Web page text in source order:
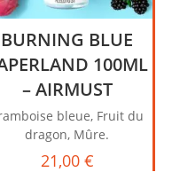
BURNING BLUE
100ML
– AIRMUST
bleue, Fruit du
dragon, Mûre.
21,00 €